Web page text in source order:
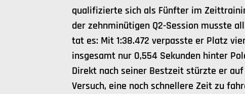
qualifizierte sich als Fünfter im
der zehnminütigen Q2-Session musste
tat es: Mit 1:38.472 verpasste er Platz
insgesamt nur 0,554 Sekunden hinter
Direkt nach seiner Bestzeit stürzte er
Versuch, eine noch schnellere Zeit zu